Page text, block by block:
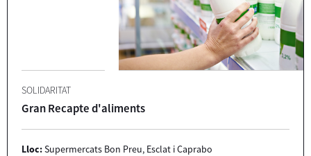
SOLIDARITAT
Gran Recapte d'aliments
Lloc:Supermercats Bon Preu, Esclat i Caprabo